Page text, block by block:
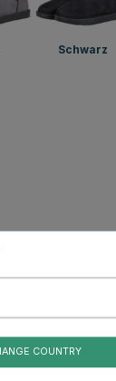
Schwarz
COUNTRY